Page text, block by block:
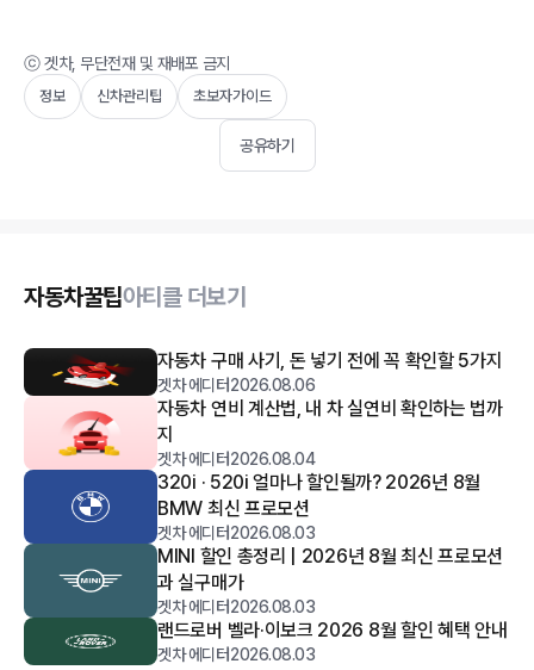
ⓒ 겟차, 무단전재 및 재배포 금지
정보 신차관리팁 초보자가이드
공유하기
자동차꿀팁아티클 더보기
자동차 구매 사기, 돈 넣기 전에 꼭 확인할 5가지
겟차 에디터2026.08.06
자동차 연비 계산법, 내 차 실연비 확인하는 법까
지
겟차 에디터2026.08.04
320i · 520i 얼마나 할인될까? 2026년 8월
BMW 최신 프로모션
겟차 에디터2026.08.03
MINI 할인 총정리 | 2026년 8월 최신 프로모션
과 실구매가
겟차 에디터2026.08.03
랜드로버 벨라·이보크 2026 8월 할인 혜택 안내
겟차 에디터2026.08.03